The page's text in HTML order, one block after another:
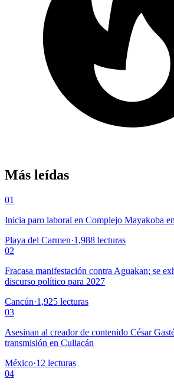
Más leídas
01
Inicia paro laboral en Complejo Mayakoba
Playa del Carmen·1,988 lecturas
02
Fracasa manifestación contra Aguakan; se
discurso político para 2027
Cancún·1,925 lecturas
03
Asesinan al creador de contenido César
transmisión en Culiacán
México·12 lecturas
04